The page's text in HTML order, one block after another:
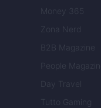
Money 365
Zona Nerd
B2B Magazine
People Magazine
Day Travel
Tutto Gaming